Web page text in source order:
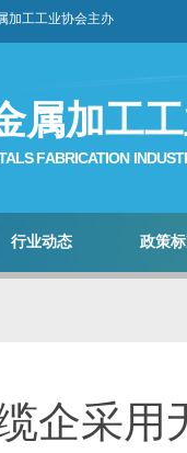
加工工业协会主办
属加工
FABRICATION
行业动态 政策
企采用